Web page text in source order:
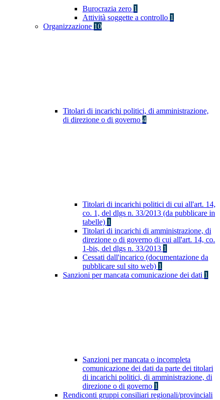
Burocrazia zero 1
Attività soggette a controllo 1
Organizzazione 10
Titolari di incarichi politici, di amministrazione,
di direzione o di governo 4
Titolari di incarichi politici di cui all'art. 14,
co. 1, del dlgs n. 33/2013 (da pubblicare in
tabelle) 1
Titolari di incarichi di amministrazione, di
direzione o di governo di cui all'art. 14, co.
1-bis, del dlgs n. 33/2013 1
Cessati dall'incarico (documentazione da
pubblicare sul sito web) 1
Sanzioni per mancata comunicazione dei dati 1
Sanzioni per mancata o incompleta
comunicazione dei dati da parte dei titolari
di incarichi politici, di amministrazione, di
direzione o di governo 1
Rendiconti gruppi consiliari regionali/provinciali